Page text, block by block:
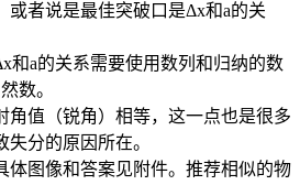
或者说是最佳突破口是Δx和a的关
和a的关系需要使用数列和归纳的数
数。
角值（锐角）相等，这一点也是很多
分的原因所在。
体图像和答案见附件。推荐相似的物